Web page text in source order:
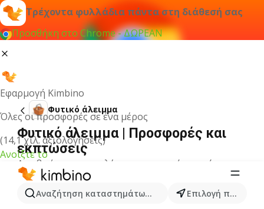
Τρέχοντα φυλλάδια πάντα στη διάθεσή σας
Προσθήκη στο Chrome - ΔΩΡΕΑΝ
Εφαρμογή Kimbino
Όλες οι προσφορές σε ένα μέρος
(14,1 χιλ. αξιολογήσεις)
Ανοίξτε το
Αναζήτηση καταστημάτων, κατηγοριών, προϊόντων...
Επιλογή πόλης
Φυτικό άλειμμα
Φυτικό άλειμμα | Προσφορές και
εκπτώσεις
Δεν βρήκαμε αποτελέσματα για αυτόν τον όρο.
Φυτικό άλειμμα σε προσφορά - Πού
να αγοράσετε;